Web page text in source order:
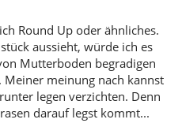
Round Up oder ähnliches.
aussieht, würde ich es
Mutterboden begradigen
Meiner meinung nach kannst
legen verzichten. Denn
darauf legst kommt...